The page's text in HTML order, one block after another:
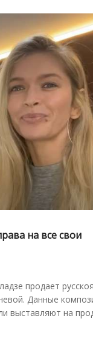
на все свои
продает
Данные
выставляют на